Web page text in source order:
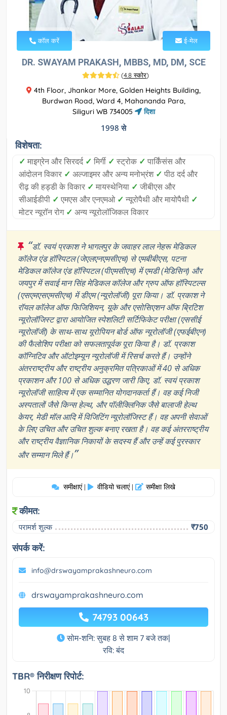
कॉल करें ई-मेल
DR. SWAYAM PRAKASH, MBBS, MD, DM, SCE
(4.8 स्कोर)
4th Floor, Jhankar More, Golden Heights Building,
Burdwan Road, Ward 4, Mahananda Para,
Siliguri WB 734005
दिशा
1998 से
विशेषता:
✓ माइग्रेन और सिरदर्द ✓ मिर्गी ✓ स्ट्रोक ✓ पार्किंसंस और
आंदोलन विकार ✓ अल्जाइमर और अन्य मनोभ्रंश ✓ पीठ दर्द और
रीढ़ की हड्डी के विकार ✓ मायस्थेनिया ✓ जीबीएस और
सीआईडीपी ✓ एमएस और एनएमओ ✓ न्यूरोपैथी और मायोपैथी ✓
मोटर न्यूरॉन रोग ✓ अन्य न्यूरोलॉजिकल विकार
“डॉ. स्वयं प्रकाश ने भागलपुर के जवाहर लाल नेहरू मेडिकल
कॉलेज एंड हॉस्पिटल (जेएलएनएमसीएच) से एमबीबीएस, पटना
मेडिकल कॉलेज एंड हॉस्पिटल (पीएमसीएच) में एमडी (मेडिसिन) और
जयपुर में सवाई मान सिंह मेडिकल कॉलेज और ग्रुप ऑफ हॉस्पिटल्स
(एसएमएसएमसीएच) में डीएम (न्यूरोलॉजी) पूरा किया। डॉ. प्रकाश ने
रॉयल कॉलेज ऑफ फिजिशियन, यूके और एसोसिएशन ऑफ ब्रिटिश
न्यूरोलॉजिस्ट द्वारा आयोजित स्पेशलिटी सर्टिफिकेट परीक्षा (एससीई
न्यूरोलॉजी) के साथ-साथ यूरोपियन बोर्ड ऑफ न्यूरोलॉजी (एफईबीएन)
की फैलोशिप परीक्षा को सफलतापूर्वक पूरा किया है। डॉ. प्रकाश
कॉग्निटिव और ऑटोइम्यून न्यूरोलॉजी में रिसर्च करते हैं। उन्होंने
अंतरराष्ट्रीय और राष्ट्रीय अनुक्रमित पत्रिकाओं में 40 से अधिक
प्रकाशन और 100 से अधिक उद्धरण जारी किए, डॉ. स्वयं प्रकाश
न्यूरोलॉजी साहित्य में एक सम्मानित योगदानकर्ता हैं। वह कई निजी
अस्पतालों जैसे किन्स हेल्थ, और पॉलीक्लिनिक जैसे बालाजी हेल्थ
केयर, मेडी मॉल आदि में विजिटिंग न्यूरोलॉजिस्ट हैं। वह अपनी सेवाओं
के लिए उचित और उचित शुल्क बनाए रखता है। वह कई अंतरराष्ट्रीय
और राष्ट्रीय वैज्ञानिक निकायों के सदस्य हैं और उन्हें कई पुरस्कार
और सम्मान मिले हैं।”
समीक्षाएं | वीडियो चलाएं | समीक्षा लिखे
कीमत:
परामर्श शुल्क ₹750
संपर्क करें:
info@drswayamprakashneuro.com
drswayamprakashneuro.com
74793 00643
सोम-शनि: सुबह 8 से शाम 7 बजे तक|
रवि: बंद
TBR® निरीक्षण रिपोर्ट: